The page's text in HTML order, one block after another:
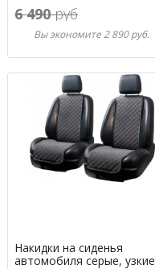
6 490руб
Вы экономите 2 890 руб.
Накидки на сиденья
автомобиля серые, узкие